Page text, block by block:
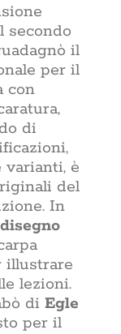
secondo
il
per il
con
di
è
del
In
illustrare
lezioni.
di Egle
per il